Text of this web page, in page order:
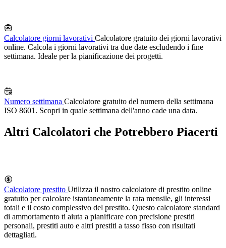
Calcolatore giorni lavorativi Calcolatore gratuito dei giorni lavorativi
online. Calcola i giorni lavorativi tra due date escludendo i fine
settimana. Ideale per la pianificazione dei progetti.
Numero settimana Calcolatore gratuito del numero della settimana
ISO 8601. Scopri in quale settimana dell'anno cade una data.
Altri Calcolatori che Potrebbero Piacerti
Calcolatore prestito Utilizza il nostro calcolatore di prestito online
gratuito per calcolare istantaneamente la rata mensile, gli interessi
totali e il costo complessivo del prestito. Questo calcolatore standard
di ammortamento ti aiuta a pianificare con precisione prestiti
personali, prestiti auto e altri prestiti a tasso fisso con risultati
dettagliati.